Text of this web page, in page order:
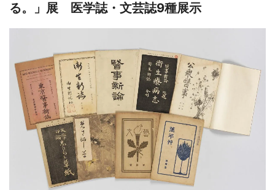
る。」展 医学誌・文芸誌9種展示